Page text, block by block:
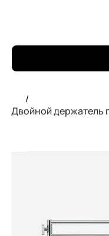
/
Двойной держатель